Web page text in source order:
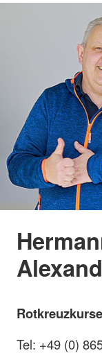
Tel: +49 (0)